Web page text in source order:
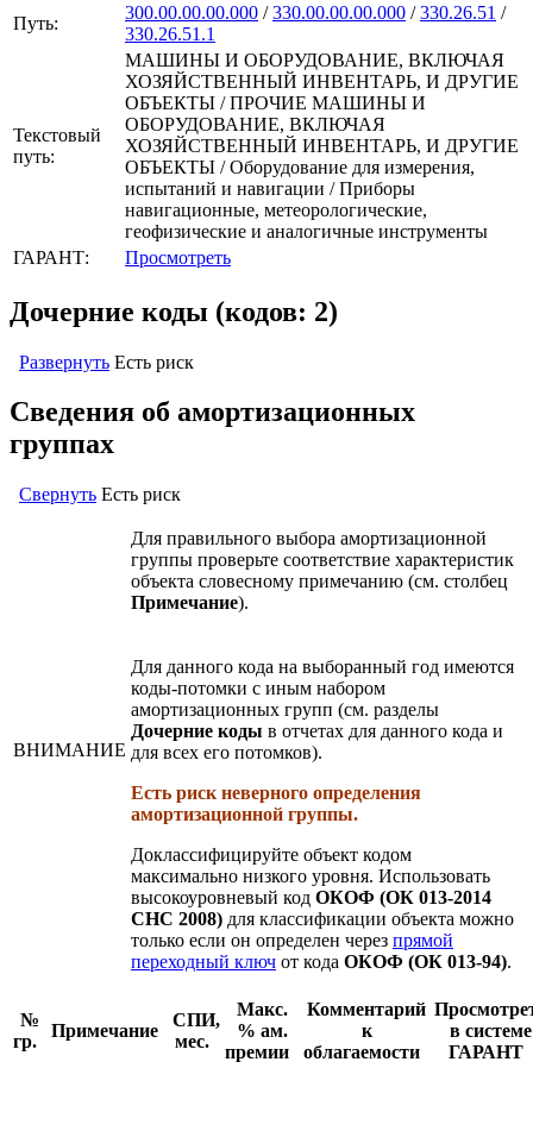
Путь:
300.00.00.00.000 /330.00.00.00.000 /330.26.51 /
330.26.51.1
Текстовый
путь:
МАШИНЫ И ОБОРУДОВАНИЕ, ВКЛЮЧАЯ
ХОЗЯЙСТВЕННЫЙ ИНВЕНТАРЬ, И ДРУГИЕ
ОБЪЕКТЫ / ПРОЧИЕ МАШИНЫ И
ОБОРУДОВАНИЕ, ВКЛЮЧАЯ
ХОЗЯЙСТВЕННЫЙ ИНВЕНТАРЬ, И ДРУГИЕ
ОБЪЕКТЫ / Оборудование для измерения,
испытаний и навигации / Приборы
навигационные, метеорологические,
геофизические и аналогичные инструменты
ГАРАНТ:
Просмотреть
Дочерние коды (кодов: 2)
Развернуть Есть риск
Сведения об амортизационных
группах
Свернуть Есть риск
ВНИМАНИЕ
Для правильного выбора амортизационной
группы проверьте соответствие характеристик
объекта словесному примечанию (см. столбец
Примечание).
Для данного кода на выборанный год имеются
коды-потомки с иным набором
амортизационных групп (см. разделы
Дочерние коды в отчетах для данного кода и
для всех его потомков).
Есть риск неверного определения
амортизационной группы.
Доклассифицируйте объект кодом
максимально низкого уровня. Использовать
высокоуровневый код ОКОФ (ОК 013-2014
СНС 2008) для классификации объекта можно
только если он определен через прямой
переходный ключ от кода ОКОФ (ОК 013-94).
№
гр.
Примечание
СПИ,
мес.
Макс.
% ам.
премии
Комментарий
к
облагаемости
в системе
ГАРАНТ